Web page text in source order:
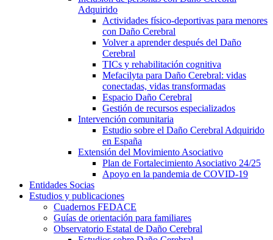
Adquirido
Actividades físico-deportivas para menores
con Daño Cerebral
Volver a aprender después del Daño
Cerebral
TICs y rehabilitación cognitiva
Mefacilyta para Daño Cerebral: vidas
conectadas, vidas transformadas
Espacio Daño Cerebral
Gestión de recursos especializados
Intervención comunitaria
Estudio sobre el Daño Cerebral Adquirido
en España
Extensión del Movimiento Asociativo
Plan de Fortalecimiento Asociativo 24/25
Apoyo en la pandemia de COVID-19
Entidades Socias
Estudios y publicaciones
Cuadernos FEDACE
Guías de orientación para familiares
Observatorio Estatal de Daño Cerebral